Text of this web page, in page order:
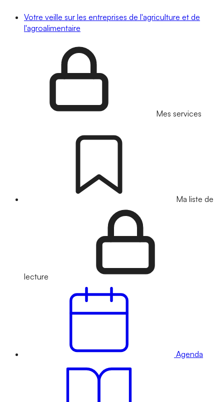
Votre veille sur les entreprises de l'agriculture et de
l'agroalimentaire
Mes services
Ma liste de
lecture
Agenda